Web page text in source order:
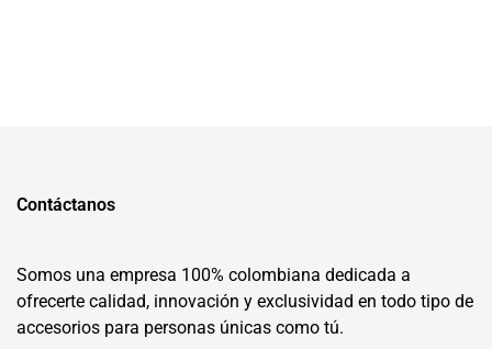
Contáctanos
Somos una empresa 100% colombiana dedicada a
ofrecerte calidad, innovación y exclusividad en todo tipo de
accesorios para personas únicas como tú.